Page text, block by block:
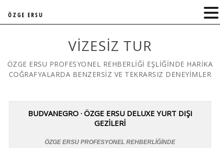
VIZESIZ TUR
ÖZGE ERSU PROFESYONEL REHBERLİĞİ EŞLİĞİNDE HARİKA
COĞRAFYALARDA BENZERSİZ VE TEKRARSIZ DENEYİMLER
BUDVANEGRO · ÖZGE ERSU DELUXE YURT DIŞI
GEZİLERİ
ÖZGE ERSU PROFESYONEL REHBERLİĞİNDE
ÖZGE ERSU